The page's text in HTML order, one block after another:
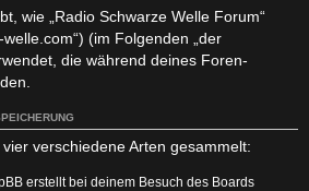
wie „Radio Schwarze Welle Forum“
(im Folgenden „der
die während deines Foren-
verschiedene Arten gesammelt:
erstellt bei deinem Besuch des Boards